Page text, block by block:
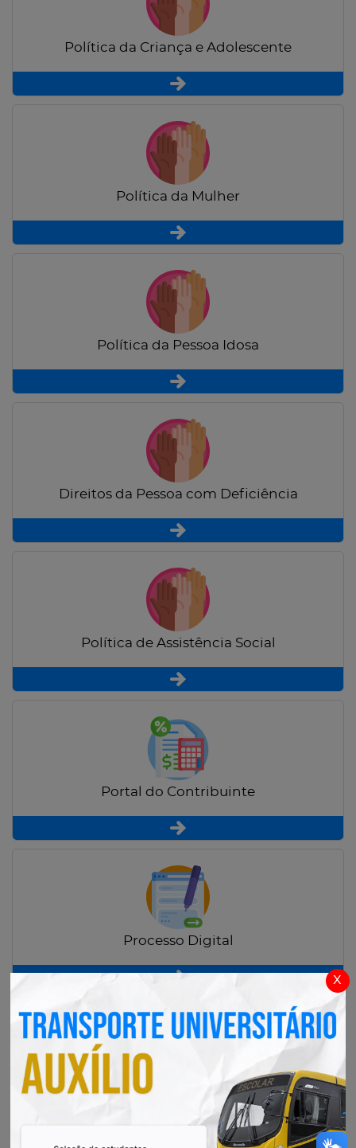
x
Política da Criança e Adolescente
Política da Mulher
Política da Pessoa Idosa
Direitos da Pessoa com Deficiência
Política de Assistência Social
Portal do Contribuinte
Processo Digital
Radar Transparência Pública